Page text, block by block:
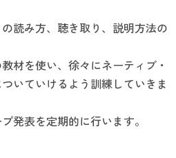
読み方、聴き取り、説明方法の
材を使い、徐々にネーティブ・
いていけるよう訓練していきま
発表を定期的に行います。